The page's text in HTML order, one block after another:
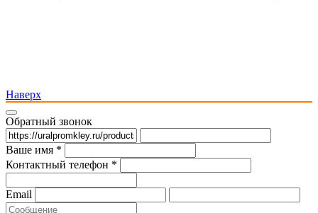
Наверх
Обратный звонок
Ваше имя *
Контактный телефон *
Email